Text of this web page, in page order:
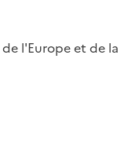
l'Europe et de la